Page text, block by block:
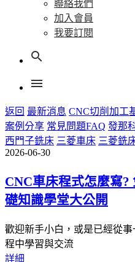
聯絡我們
加入會員
我要訂閱
search
menu
返回 最新消息 CNC切削加工
案例分享 常見問題FAQ 發那
西門子銑床 三菱車床 三菱銑
2026-06-30
CNC車床程式怎麼寫
礎知識學堂大公開
歡迎新手小白，或是已經從
程中學習與交流
詳細